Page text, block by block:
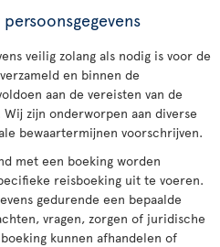
veilig zolang als nodig is voor de
en binnen de
aan de vereisten van de
zijn onderworpen aan diverse
bewaartermijnen voorschrijven.
met een boeking worden
reisboeking uit te voeren.
gedurende een bepaalde
vragen, zorgen of juridische
kunnen afhandelen of